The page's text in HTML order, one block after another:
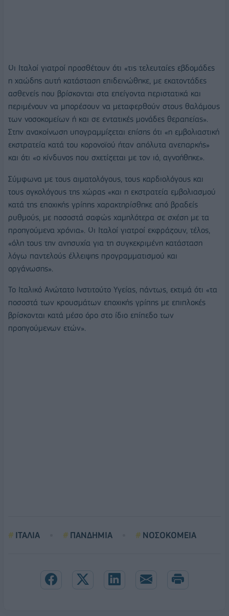
Οι Ιταλοί γιατροί προσθέτουν ότι «τις τελευταίες εβδομάδες
η χαώδης αυτή κατάσταση επιδεινώθηκε, με εκατοντάδες
ασθενείς που βρίσκονται στα επείγοντα περιστατικά και
περιμένουν να μπορέσουν να μεταφερθούν στους θαλάμους
των νοσοκομείων ή και σε εντατικές μονάδες θεραπείας».
Στην ανακοίνωση υπογραμμίζεται επίσης ότι «η εμβολιαστική
εκστρατεία κατά του κορονοϊού ήταν απόλυτα ανεπαρκής»
και ότι «ο κίνδυνος που σχετίζεται με τον ιό, αγνοήθηκε».
Σύμφωνα με τους αιματολόγους, τους καρδιολόγους και
τους ογκολόγους της χώρας «και η εκστρατεία εμβολιασμού
κατά της εποχικής γρίπης χαρακτηρίσθηκε από βραδείς
ρυθμούς, με ποσοστά σαφώς χαμηλότερα σε σχέση με τα
προηγούμενα χρόνια». Οι Ιταλοί γιατροί εκφράζουν, τέλος,
«όλη τους την ανησυχία για τη συγκεκριμένη κατάσταση
λόγω παντελούς έλλειψης προγραμματισμού και
οργάνωσης».
Το Ιταλικό Ανώτατο Ινστιτούτο Υγείας, πάντως, εκτιμά ότι «τα
ποσοστά των κρουσμάτων εποχικής γρίπης με επιπλοκές
βρίσκονται κατά μέσο όρο στο ίδιο επίπεδο των
προηγούμενων ετών».
ΙΤΑΛΙΑ ΠΑΝΔΗΜΙΑ ΝΟΣΟΚΟΜΕΙΑ